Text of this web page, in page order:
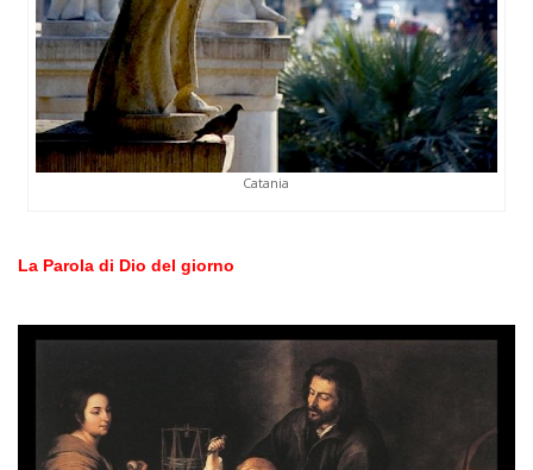
Catania
La Parola di Dio del giorno